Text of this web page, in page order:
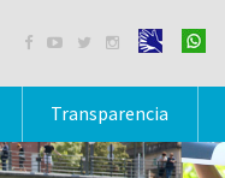
   
Transparencia